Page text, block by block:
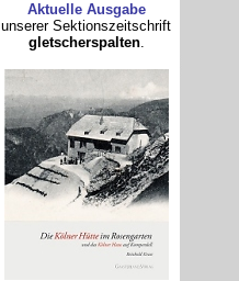
Aktuelle Ausgabe
unserer Sektionszeitschrift
gletscherspalten.